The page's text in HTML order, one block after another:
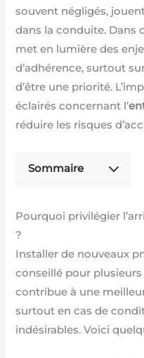
souvent négligés,
dans la conduite. Dans
met en lumière des
d’adhérence, surtout
d’être une priorité.
éclairés concernant l’
réduire les risques
Sommaire
Pourquoi privilégier
?
Installer de nouveaux
conseillé pour
contribue à une
surtout en cas de
indésirables. Voici